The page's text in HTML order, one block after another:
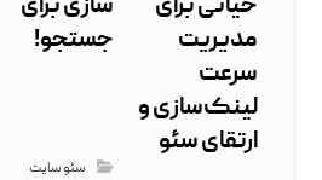
حیاتی برای
مدیریت
سرعت
لینک‌سازی و
ارتقای سئو
سازی برای
جستجو!
سئو سایت